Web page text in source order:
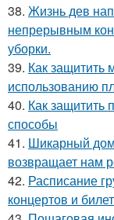
38. Жизнь дев
непрерывным
уборки.
39. Как защитить
использованию
40. Как защитить
способы
41. Шикарный дом
возвращает нам
42. Расписание
концертов и